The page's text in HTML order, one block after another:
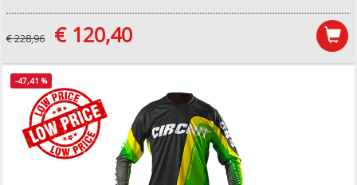
€ 228,96 € 120,40
-47,41 %